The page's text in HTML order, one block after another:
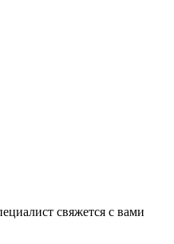
свяжется с вами